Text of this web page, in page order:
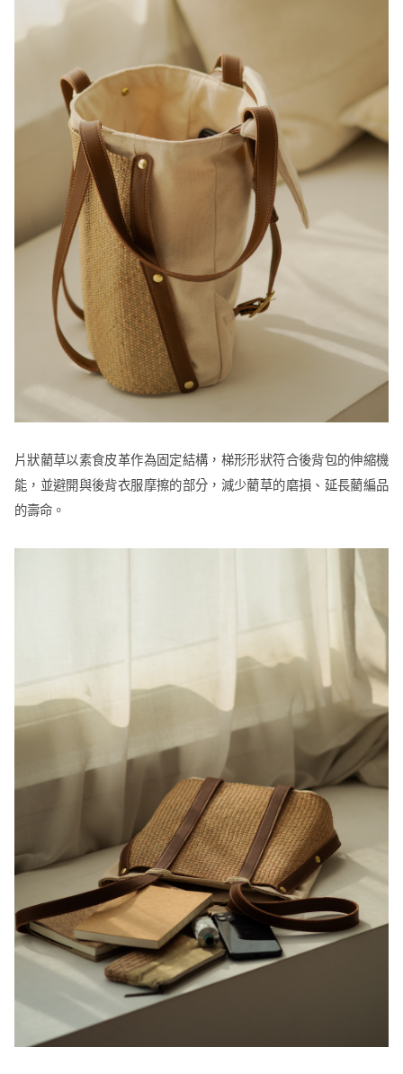
片狀藺草以素食皮革作為固定結構，梯形形狀符合後背包的伸縮機
能，並避開與後背衣服摩擦的部分，減少藺草的磨損、延長藺編品
的壽命。